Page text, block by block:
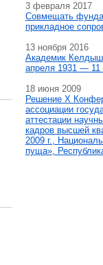
3 февраля 2017
Совмещать
прикладное
13 ноября 2016
Академик
апреля 1931 — 11
18 июня 2009
Решение X
ассоциации
аттестации
кадров высшей
2009 г.,
пуща»,